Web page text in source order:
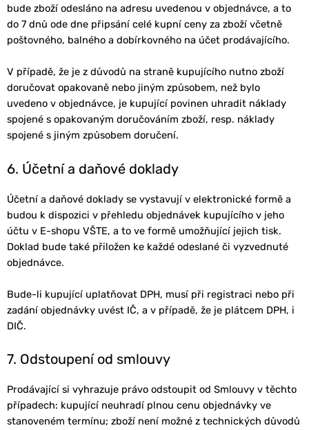
bude zboží odesláno na adresu uvedenou v objednávce, a to
do 7 dnů ode dne připsání celé kupní ceny za zboží včetně
poštovného, balného a dobírkovného na účet prodávajícího.
V případě, že je z důvodů na straně kupujícího nutno zboží
doručovat opakovaně nebo jiným způsobem, než bylo
uvedeno v objednávce, je kupující povinen uhradit náklady
spojené s opakovaným doručováním zboží, resp. náklady
spojené s jiným způsobem doručení.
6. Účetní a daňové doklady
Účetní a daňové doklady se vystavují v elektronické formě a
budou k dispozici v přehledu objednávek kupujícího v jeho
účtu v E-shopu VŠTE, a to ve formě umožňující jejich tisk.
Doklad bude také přiložen ke každé odeslané či vyzvednuté
objednávce.
Bude-li kupující uplatňovat DPH, musí při registraci nebo při
zadání objednávky uvést IČ, a v případě, že je plátcem DPH, i
DIČ.
7. Odstoupení od smlouvy
Prodávající si vyhrazuje právo odstoupit od Smlouvy v těchto
případech: kupující neuhradí plnou cenu objednávky ve
stanoveném termínu; zboží není možné z technických důvodů